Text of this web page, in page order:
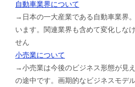
自動車業界について
→日本の一大産業である自動車業界
います。関連業界も含めて変化しな
せん
小売業について
→小売業は今後のビジネス形態が見
の途中です。画期的なビジネスモデ